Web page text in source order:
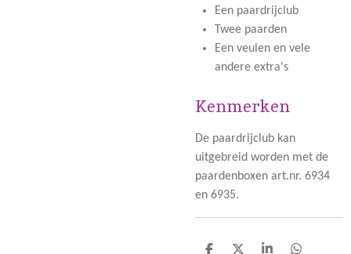
Een paardrijclub
Twee paarden
Een veulen en vele
andere extra's
Kenmerken
De paardrijclub kan
uitgebreid worden met de
paardenboxen art.nr. 6934
en 6935.